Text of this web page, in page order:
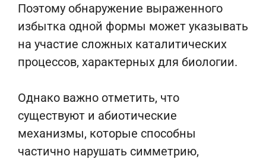
Поэтому обнаружение выраженного
избытка одной формы может указывать
на участие сложных каталитических
процессов, характерных для биологии.
Однако важно отметить, что
существуют и абиотические
механизмы, которые способны
частично нарушать симметрию,